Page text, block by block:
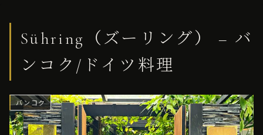
Sühring（ズーリング） – バ
ンコク/ドイツ料理
バンコク